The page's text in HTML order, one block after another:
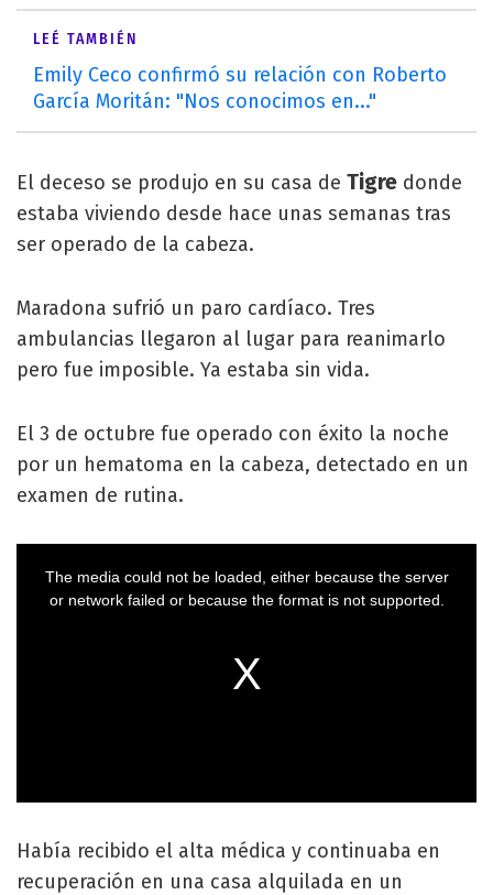
LEÉ TAMBIÉN
Emily Ceco confirmó su relación con Roberto
García Moritán: "Nos conocimos en..."
El deceso se produjo en su casa de Tigre donde
estaba viviendo desde hace unas semanas tras
ser operado de la cabeza.
Maradona sufrió un paro cardíaco. Tres
ambulancias llegaron al lugar para reanimarlo
pero fue imposible. Ya estaba sin vida.
El 3 de octubre fue operado con éxito la noche
por un hematoma en la cabeza, detectado en un
examen de rutina.
Había recibido el alta médica y continuaba en
recuperación en una casa alquilada en un